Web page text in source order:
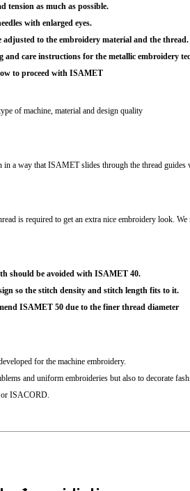
tension as much as possible.
with enlarged eyes.
adjusted to the embroidery material and the thread.
and care instructions for the metallic embroidery
to proceed with ISAMET
of machine, material and design quality
in a way that ISAMET slides through the thread
is required to get an extra nice embroidery look.
should be avoided with ISAMET 40.
so the stitch density and stitch length fits to it.
ISAMET 50 due to the finer thread diameter
for the machine embroidery.
and uniform embroideries but also to decorate
ISACORD.